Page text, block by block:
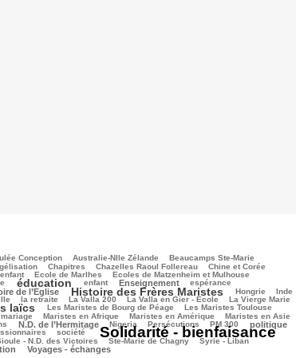
Conception Australie-Nlle Zélande Beaucamps Ste-Marie
Chapitres Chazelles Raoul Follereau Chine et Corée
Ecole de Marlhes Ecoles de Matzenheim et Mulhouse
éducation enfant Enseignement espérance
de l’Eglise Histoire des Frères Maristes Hongrie Inde
la retraite La Valla 200 La Valla en Gier - Ecole La Vierge Marie
laïcs Les Maristes de Bourg de Péage Les Maristes Toulouse
mariage Maristes en Afrique Maristes en Amérique Maristes en Asie
N.D. de l’Hermitage Nigeria Persécutions PM 300 politique
société Solidarité - bienfaisance
- N.D. des Victoires Ste-Marie de Chagny Syrie - Liban
Voyages - échanges